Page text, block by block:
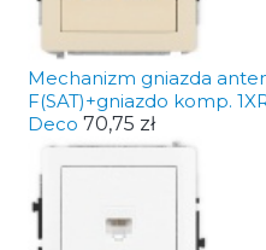
Mechanizm gniazda
F(SAT)+gniazdo komp.
Deco 70,75 zł